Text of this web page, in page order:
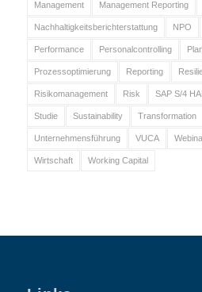
Management Management Reporting
Nachhaltigkeitsberichterstattung NPO
Performance Personalcontrolling
Prozessoptimierung Reporting
Risikomanagement Risk SAP S/4
Studie Sustainability Transformation
Unternehmensführung VUCA
Wirtschaft Working Capital